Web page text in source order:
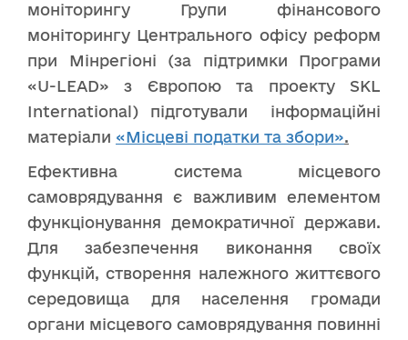
моніторингу Групи фінансового
моніторингу Центрального офісу реформ
при Мінрегіоні (за підтримки Програми
«U-LEAD» з Європою та проекту SKL
International) підготували інформаційні
матеріали «Місцеві податки та збори».
Ефективна система місцевого
самоврядування є важливим елементом
функціонування демократичної держави.
Для забезпечення виконання своїх
функцій, створення належного життєвого
середовища для населення громади
органи місцевого самоврядування повинні